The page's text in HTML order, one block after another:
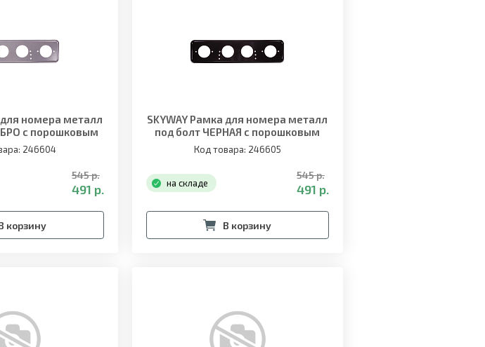
для номера металл
с порошковым
без надписи
246604
545 р.
491 р.
корзину
SKYWAY Рамка для номера металл
под болт ЧЕРНАЯ с порошковым
покрытием без надписи
Код товара: 246605
на складе
545 р.
491 р.
В корзину